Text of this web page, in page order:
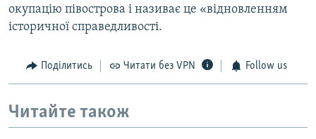
окупацію півострова і називає це «відновленням
історичної справедливості.
Поділитись Читати без VPN Follow us
Читайте також